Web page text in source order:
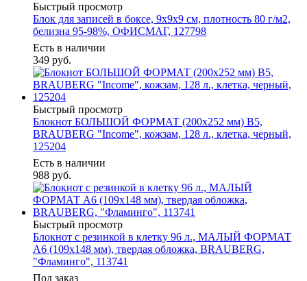
Быстрый просмотр
Блок для записей в боксе, 9х9х9 см, плотность 80 г/м2,
белизна 95-98%, ОФИСМАГ, 127798
Есть в наличии
349 руб.
Быстрый просмотр
Блокнот БОЛЬШОЙ ФОРМАТ (200х252 мм) В5,
BRAUBERG "Income", кожзам, 128 л., клетка, черный,
125204
Есть в наличии
988 руб.
Быстрый просмотр
Блокнот с резинкой в клетку 96 л., МАЛЫЙ ФОРМАТ
А6 (109х148 мм), твердая обложка, BRAUBERG,
"Фламинго", 113741
Под заказ